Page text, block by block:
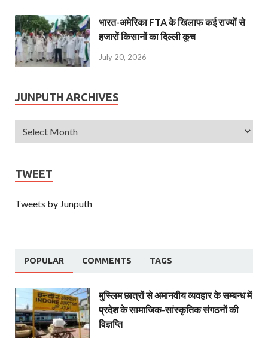
भारत-अमेरिका FTA के खिलाफ कई राज्यों से
हजारों किसानों का दिल्ली कूच
July 20, 2026
JUNPUTH ARCHIVES
TWEET
Tweets by Junputh
POPULAR COMMENTS TAGS
मुस्लिम छात्रों से अमानवीय व्यवहार के सम्बन्ध में
प्रदेश के सामाजिक-सांस्कृतिक संगठनों की
विज्ञप्ति